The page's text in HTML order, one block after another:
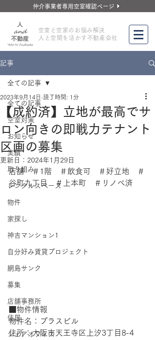
仲介事業者専用空室確認ページ
​空室と空家のお悩み解決
人と空間を活かす不動産会社
記事
全ての記事
空室対策
お知らせ
実績
取り組み
レンタルスペース
物件
家探し
神吉マンション1
自分好み賃貸プロジェクト
網島サンク
募集
店舗事務所
住居
シェアオフィス
全ての記事
【成約済】立地が最高でサ
ロン向きの即戦力テナント
区画の募集
2023年9月14日 読了時間: 1分
更新日： 2024年1月29日
店舗　＃1階　＃飲食可　＃好立地　＃
谷町九丁目　＃上本町　＃リノベ済
■物件情報
物件名：プラスビル
住所：大阪市天王寺区上汐3丁目8-4